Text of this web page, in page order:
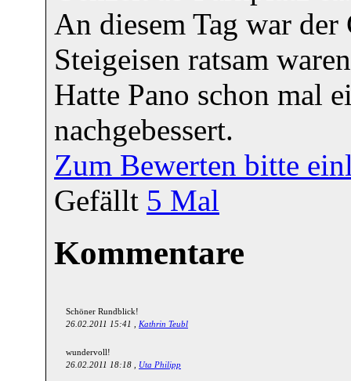
An diesem Tag war
Steigeisen ratsam
Hatte Pano schon mal
nachgebessert.
Zum Bewerten bitte
Gefällt 5 Mal
Kommentare
Schöner Rundblick!
26.02.2011 15:41 , Kathrin Teubl
wundervoll!
26.02.2011 18:18 , Uta Philipp